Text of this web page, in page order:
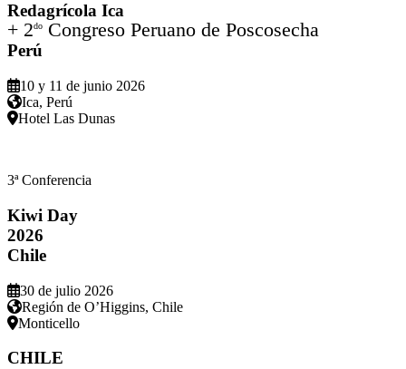
Redagrícola Ica
+ 2do Congreso Peruano de Poscosecha
Perú
10 y 11 de junio 2026
Ica, Perú
Hotel Las Dunas
3ª Conferencia
Kiwi Day
2026
Chile
30 de julio 2026
Región de O’Higgins, Chile
Monticello
CHILE